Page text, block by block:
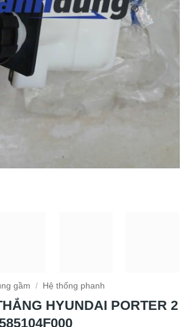
gầm / Hệ thống phanh
HYUNDAI PORTER 2